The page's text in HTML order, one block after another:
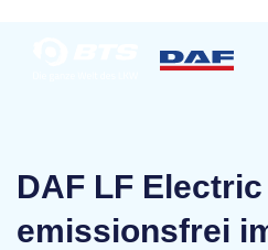
DAF LF Electric
emissionsfrei